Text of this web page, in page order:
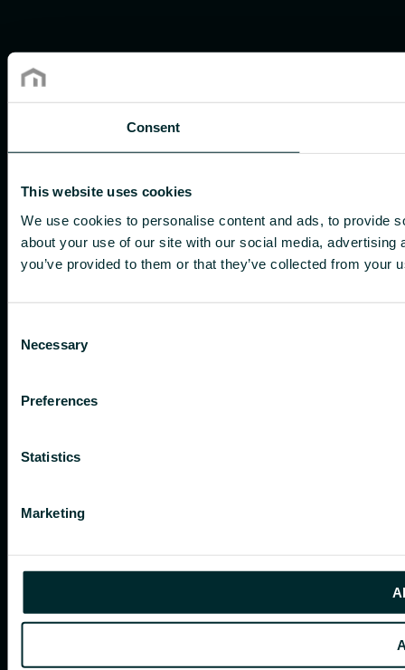
Consent
This website uses cookies
We use cookies to personalise content and ads, to provide
about your use of our site with our social media,
you’ve provided to them or that they’ve collected from your
Selection
Necessary
Preferences
Statistics
Marketing